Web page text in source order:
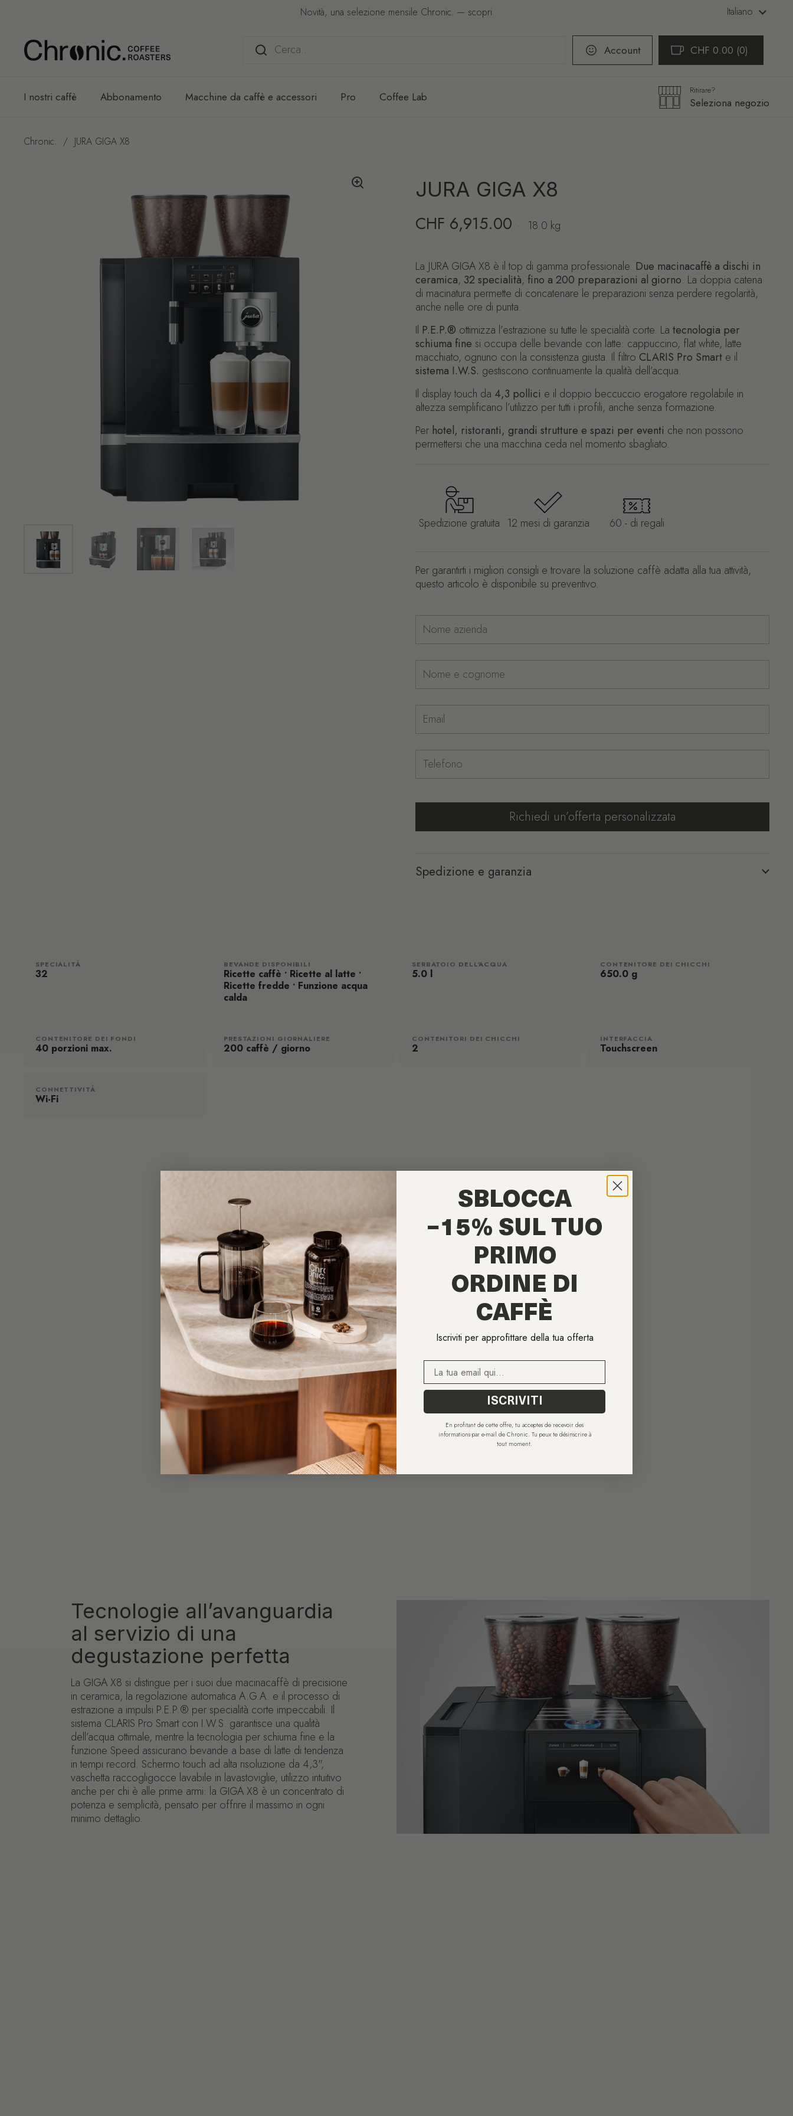
Novità, una selezione mensile Chronic. — scopri Lingua
Italiano
Account Apri carrello
Carrello Totale:
CHF 0.00 0
prodotti nel carrello
I nostri caffè Abbonamento Macchine da caffè e accessori Pro Coffee Lab Ritirare?
Seleziona negozio
Chronic. / JURA GIGA X8
Mostra diapositiva 1Mostra diapositiva 2Mostra diapositiva 3Mostra diapositiva 4
JURA GIGA X8
Prezzo di listino
CHF 6,915.00 · 18.0 kg
La JURA GIGA X8 è il top di gamma professionale. Due macinacaffè a dischi in
ceramica, 32 specialità, fino a 200 preparazioni al giorno. La doppia catena
di macinatura permette di concatenare le preparazioni senza perdere regolarità,
anche nelle ore di punta.
Il P.E.P.® ottimizza l’estrazione su tutte le specialità corte. La tecnologia per
schiuma fine si occupa delle bevande con latte: cappuccino, flat white, latte
macchiato, ognuno con la consistenza giusta. Il filtro CLARIS Pro Smart e il
sistema I.W.S. gestiscono continuamente la qualità dell’acqua.
Il display touch da 4,3 pollici e il doppio beccuccio erogatore regolabile in
altezza semplificano l’utilizzo per tutti i profili, anche senza formazione.
Per hotel, ristoranti, grandi strutture e spazi per eventi che non possono
permettersi che una macchina ceda nel momento sbagliato.
Spedizione gratuita 12 mesi di garanzia 60.- di regali
Per garantirti i migliori consigli e trovare la soluzione caffè adatta alla tua attività,
questo articolo è disponibile su preventivo.
Nome azienda
Nome e cognome
Email
Telefono
Richiedi un’offerta personalizzata
Spedizione e garanzia
SPECIALITÀ
32
BEVANDE DISPONIBILI
Ricette caffè • Ricette al latte •
Ricette fredde • Funzione acqua
calda
SERBATOIO DELL'ACQUA
5.0 l
CONTENITORE DEI CHICCHI
650.0 g
CONTENITORE DEI FONDI
40 porzioni max.
PRESTAZIONI GIORNALIERE
200 caffè / giorno
CONTENITORI DEI CHICCHI
2
INTERFACCIA
Touchscreen
CONNETTIVITÀ
Wi-Fi
Tecnologie all’avanguardia
al servizio di una
degustazione perfetta
La GIGA X8 si distingue per i suoi due macinacaffè di precisione
in ceramica, la regolazione automatica A.G.A. e il processo di
estrazione a impulsi P.E.P.® per specialità corte impeccabili. Il
sistema CLARIS Pro Smart con I.W.S. garantisce una qualità
dell’acqua ottimale, mentre la tecnologia per schiuma fine e la
funzione Speed assicurano bevande a base di latte di tendenza
in tempi record. Schermo touch ad alta risoluzione da 4,3",
vaschetta raccogligocce lavabile in lavastoviglie, utilizzo intuitivo
anche per chi è alle prime armi: la GIGA X8 è un concentrato di
potenza e semplicità, pensato per offrire il massimo in ogni
minimo dettaglio.
SBLOCCA
−15% SUL TUO
PRIMO
ORDINE DI
CAFFÈ
Iscriviti per approfittare della tua offerta
E-mail
ISCRIVITI
En profitant de cette offre, tu acceptes de recevoir des
informations par e-mail de Chronic. Tu peux te désinscrire à
tout moment.